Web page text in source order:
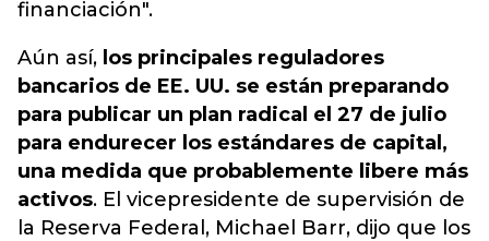
financiación".
Aún así, los principales reguladores
bancarios de EE. UU. se están preparando
para publicar un plan radical el 27 de julio
para endurecer los estándares de capital,
una medida que probablemente libere más
activos. El vicepresidente de supervisión de
la Reserva Federal, Michael Barr, dijo que los